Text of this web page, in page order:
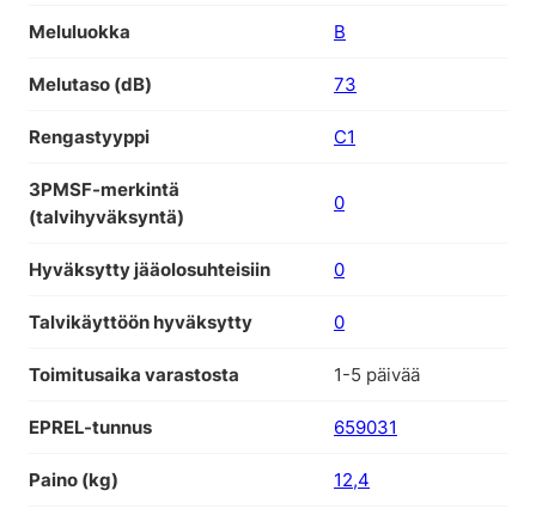
Meluluokka B
Melutaso (dB) 73
Rengastyyppi C1
3PMSF-merkintä
(talvihyväksyntä)
0
Hyväksytty jääolosuhteisiin 0
Talvikäyttöön hyväksytty 0
Toimitusaika varastosta 1-5 päivää
EPREL-tunnus 659031
Paino (kg) 12,4